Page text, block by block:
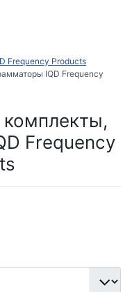
Frequency Products
IQD Frequency
Frequency